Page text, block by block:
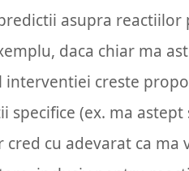
asupra reactiilor
daca chiar ma
creste
(ex. ma
cu adevarat ca